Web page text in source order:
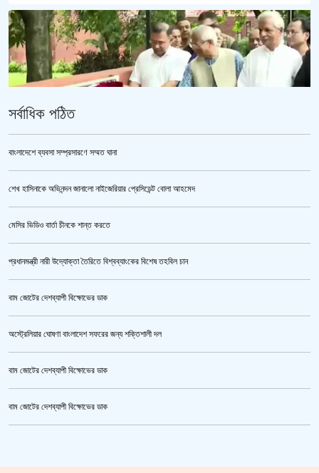
‘জুলাই গণঅভ্যুত্থান স্মৃতি জাদুঘর’ উদ্বোধন করলেন প্রধানমন্ত্রী
সর্বাধিক পঠিত
বাংলাদেশে ব্যবসা সম্প্রসারণে সম্মত ঘানা
শেখ হাসিনাকে অভিনন্দন জানালো নাইজেরিয়ার প্রেসিডেন্ট বোলা আহমেদ
মেসির ভিডিও বার্তা চীনকে শান্ত করতে
প্রধানমন্ত্রী নারী উদ্যোক্তা তৈরিতে বিশ্বব্যাংকের বিশেষ তহবিল চান
বাম জোটের দেশব্যাপী বিক্ষোভের ডাক
অস্ট্রেলিয়ার ঘোষণা বাংলাদেশ সফরের জন্য শক্তিশালী দল
বাম জোটের দেশব্যাপী বিক্ষোভের ডাক
বাম জোটের দেশব্যাপী বিক্ষোভের ডাক